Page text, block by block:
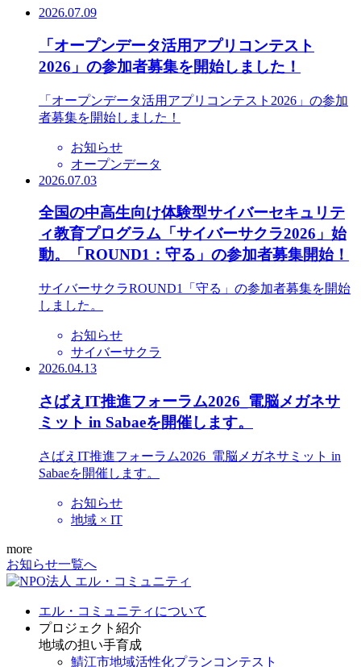
2026.07.09
「オープンデータ活用アプリコンテスト
2026」の参加者募集を開始しました！
「オープンデータ活用アプリコンテスト2026」の参加
者募集を開始しました！
お知らせ
オープンデータ
2026.07.03
全国の中高生向け体験型サイバーセキュリテ
ィ教育プログラム「サイバーサクラ2026」始
動。「ROUND1：守る」の参加者募集開始！
サイバーサクラROUND1「守る」の参加者募集を開始
しました。
お知らせ
サイバーサクラ
2026.04.13
さばえIT推進フォーラム2026_電脳メガネサ
ミット in Sabaeを開催します。
さばえIT推進フォーラム2026_電脳メガネサミット in
Sabaeを開催します。
お知らせ
地域 × IT
more
お知らせ一覧へ
エル・コミュニティについて
プロジェクト紹介
地域の担い手育成
鯖江市地域活性化プランコンテスト